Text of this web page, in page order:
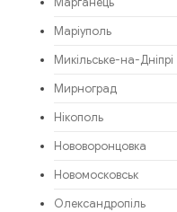
Маріуполь
Микільське-на-Дніпрі
Мирноград
Нікополь
Нововоронцовка
Новомосковськ
Олександропіль